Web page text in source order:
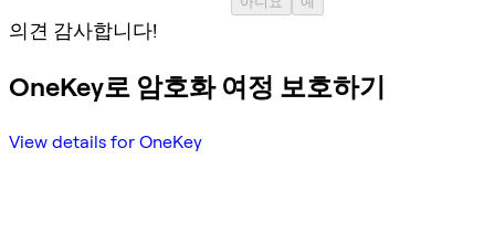
의견 감사합니다!
OneKey로 암호화 여정 보호하기
View details for OneKey